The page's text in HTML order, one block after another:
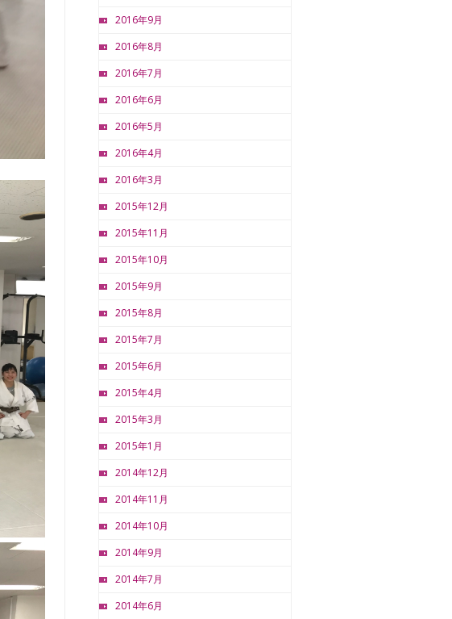
2016年9月
2016年8月
2016年7月
2016年6月
2016年5月
2016年4月
2016年3月
2015年12月
2015年11月
2015年10月
2015年9月
2015年8月
2015年7月
2015年6月
2015年4月
2015年3月
2015年1月
2014年12月
2014年11月
2014年10月
2014年9月
2014年7月
2014年6月